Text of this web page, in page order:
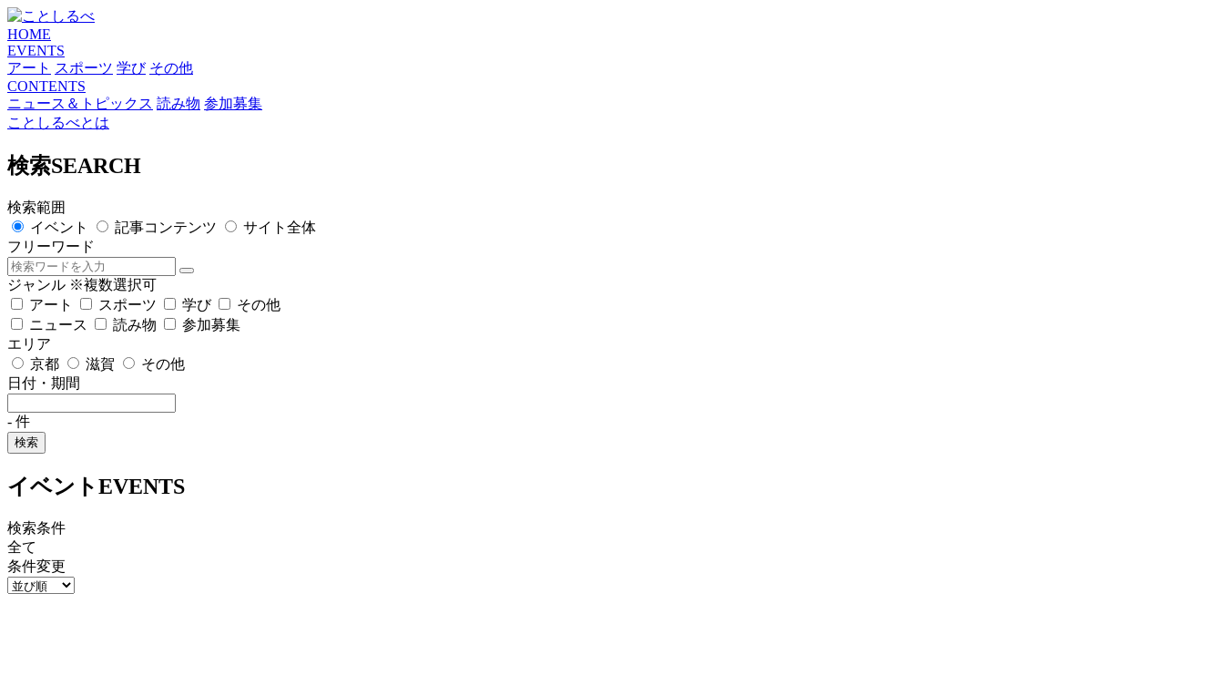
HOME
EVENTS
アート スポーツ 学び その他
CONTENTS
ニュース＆トピックス 読み物 参加募集
ことしるべとは
検索SEARCH
検索範囲
イベント
記事コンテンツ
サイト全体
フリーワード
ジャンル ※複数選択可
アート
スポーツ 学び
その他
ニュース
読み物
参加募集
エリア
京都
滋賀
その他
日付・期間
- 件
検索
イベントEVENTS
検索条件
全て
条件変更